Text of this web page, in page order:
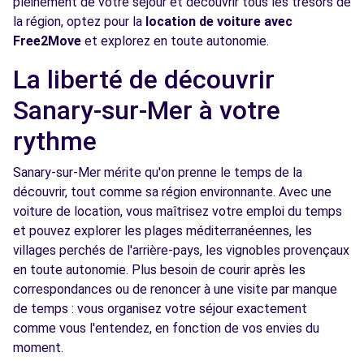
Free2Move Rent - LE BEAU C - LE
BEAUSSET (C)
BOULEVARD DU 11 NOVEMBRE 1918
LE BEAUSSET, 83330
Free2Move Rent - AZUR CAR SERVICES -
TOULON (C)
8.9
km
AVENUE ARISTIDE BRIAND
TOULON, 83200
Voir l'agence
la région, optez pour la location de voiture avec
Free2Move et explorez en toute autonomie.
La liberté de découvrir
Sanary-sur-Mer à votre
rythme
Sanary-sur-Mer mérite qu'on prenne le temps de la
découvrir, tout comme sa région environnante. Avec une
voiture de location, vous maîtrisez votre emploi du temps
et pouvez explorer les plages méditerranéennes, les
villages perchés de l'arrière-pays, les vignobles provençaux
en toute autonomie. Plus besoin de courir après les
correspondances ou de renoncer à une visite par manque
de temps : vous organisez votre séjour exactement
comme vous l'entendez, en fonction de vos envies du
moment.